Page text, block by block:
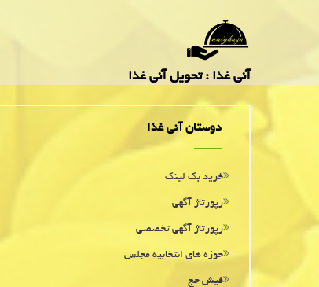
آنی غذا : تحویل آنی غذا
دوستان آنی غذا
خرید بک لینک
رپورتاژ آگهی
رپورتاژ آگهی تخصصی
حوزه های انتخابیه مجلس
فیش حج